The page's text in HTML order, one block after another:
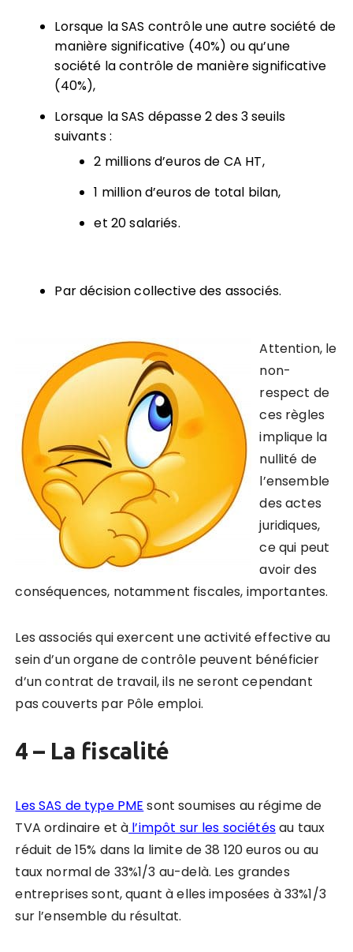
Lorsque la SAS contrôle une autre société de
manière significative (40%) ou qu’une
société la contrôle de manière significative
(40%),
Lorsque la SAS dépasse 2 des 3 seuils
suivants :
2 millions d’euros de CA HT,
1 million d’euros de total bilan,
et 20 salariés.
Par décision collective des associés.
Attention, le
non-
respect de
ces règles
implique la
nullité de
l’ensemble
des actes
juridiques,
ce qui peut
avoir des
conséquences, notamment fiscales, importantes.
Les associés qui exercent une activité effective au
sein d’un organe de contrôle peuvent bénéficier
d’un contrat de travail, ils ne seront cependant
pas couverts par Pôle emploi.
4 – La fiscalité
Les SAS de type PME sont soumises au régime de
TVA ordinaire et à l’impôt sur les sociétésau taux
réduit de 15% dans la limite de 38 120 euros ou au
taux normal de 33%1/3 au-delà. Les grandes
entreprises sont, quant à elles imposées à 33%1/3
sur l’ensemble du résultat.